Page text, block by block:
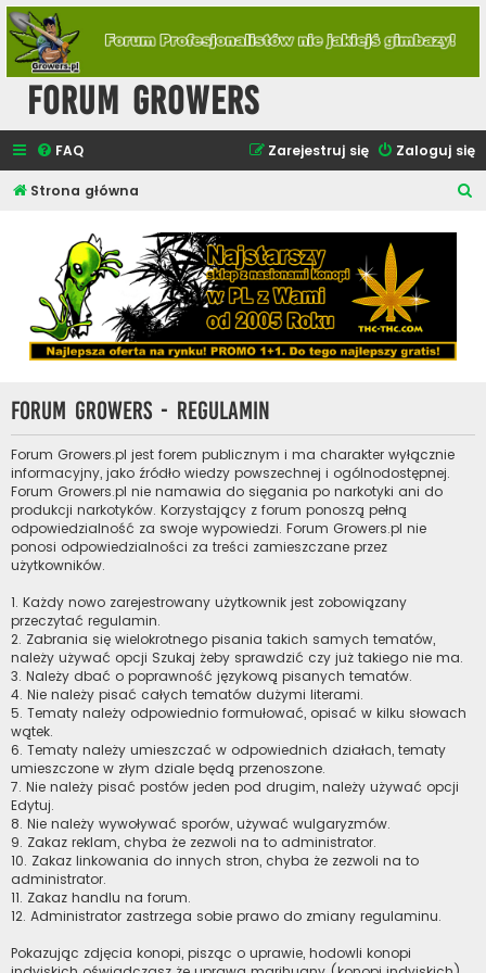
Forum Growers
FAQ Zaloguj się
Zarejestruj się
Strona główna
Forum Growers - Regulamin
Forum Growers.pl jest forem publicznym i ma charakter wyłącznie
informacyjny, jako źródło wiedzy powszechnej i ogólnodostępnej.
Forum Growers.pl nie namawia do sięgania po narkotyki ani do
produkcji narkotyków. Korzystający z forum ponoszą pełną
odpowiedzialność za swoje wypowiedzi. Forum Growers.pl nie
ponosi odpowiedzialności za treści zamieszczane przez
użytkowników.
1. Każdy nowo zarejestrowany użytkownik jest zobowiązany
przeczytać regulamin.
2. Zabrania się wielokrotnego pisania takich samych tematów,
należy używać opcji Szukaj żeby sprawdzić czy już takiego nie ma.
3. Należy dbać o poprawność językową pisanych tematów.
4. Nie należy pisać całych tematów dużymi literami.
5. Tematy należy odpowiednio formułować, opisać w kilku słowach
wątek.
6. Tematy należy umieszczać w odpowiednich działach, tematy
umieszczone w złym dziale będą przenoszone.
7. Nie należy pisać postów jeden pod drugim, należy używać opcji
Edytuj.
8. Nie należy wywoływać sporów, używać wulgaryzmów.
9. Zakaz reklam, chyba że zezwoli na to administrator.
10. Zakaz linkowania do innych stron, chyba że zezwoli na to
administrator.
11. Zakaz handlu na forum.
12. Administrator zastrzega sobie prawo do zmiany regulaminu.
Pokazując zdjęcia konopi, pisząc o uprawie, hodowli konopi